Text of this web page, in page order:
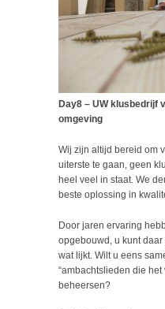
Day8 – UW klusbedrijf
omgeving
Wij zijn altijd bereid om
uiterste te gaan, geen
heel veel in staat. We
beste oplossing in
Door jaren ervaring
opgebouwd, u kunt
wat lijkt. Wilt u eens
“ambachtslieden die
beheersen?